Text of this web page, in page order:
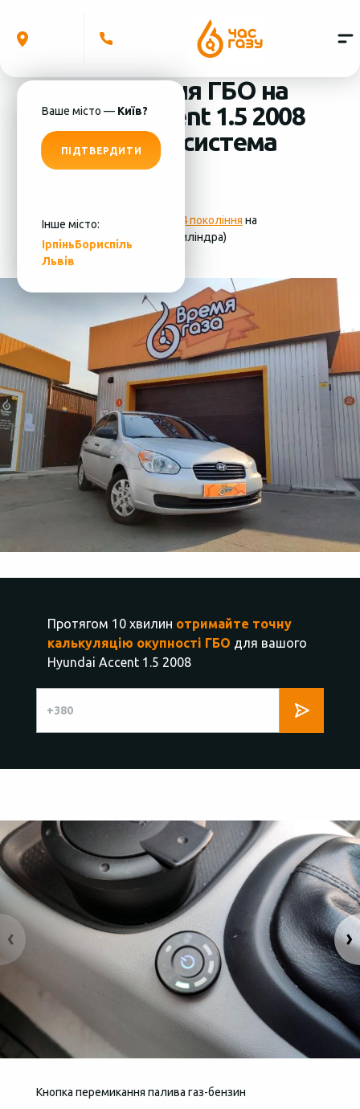
Ваше місто — Київ?
ПІДТВЕРДИТИ
Інше місто:
ІрпіньБориспіль
Львів
Встановлення ГБО на
Hyundai Accent 1.5 2008
(4 циліндра) система
ГБО - MRC
Фотографії установки ГБО 4 покоління на
Hyundai Accent 1.5 2008 (4 циліндра)
Протягом 10 хвилин отримайте точну
калькуляцію окупності ГБО для вашого
Hyundai Accent 1.5 2008
Кнопка перемикання палива газ-бензин